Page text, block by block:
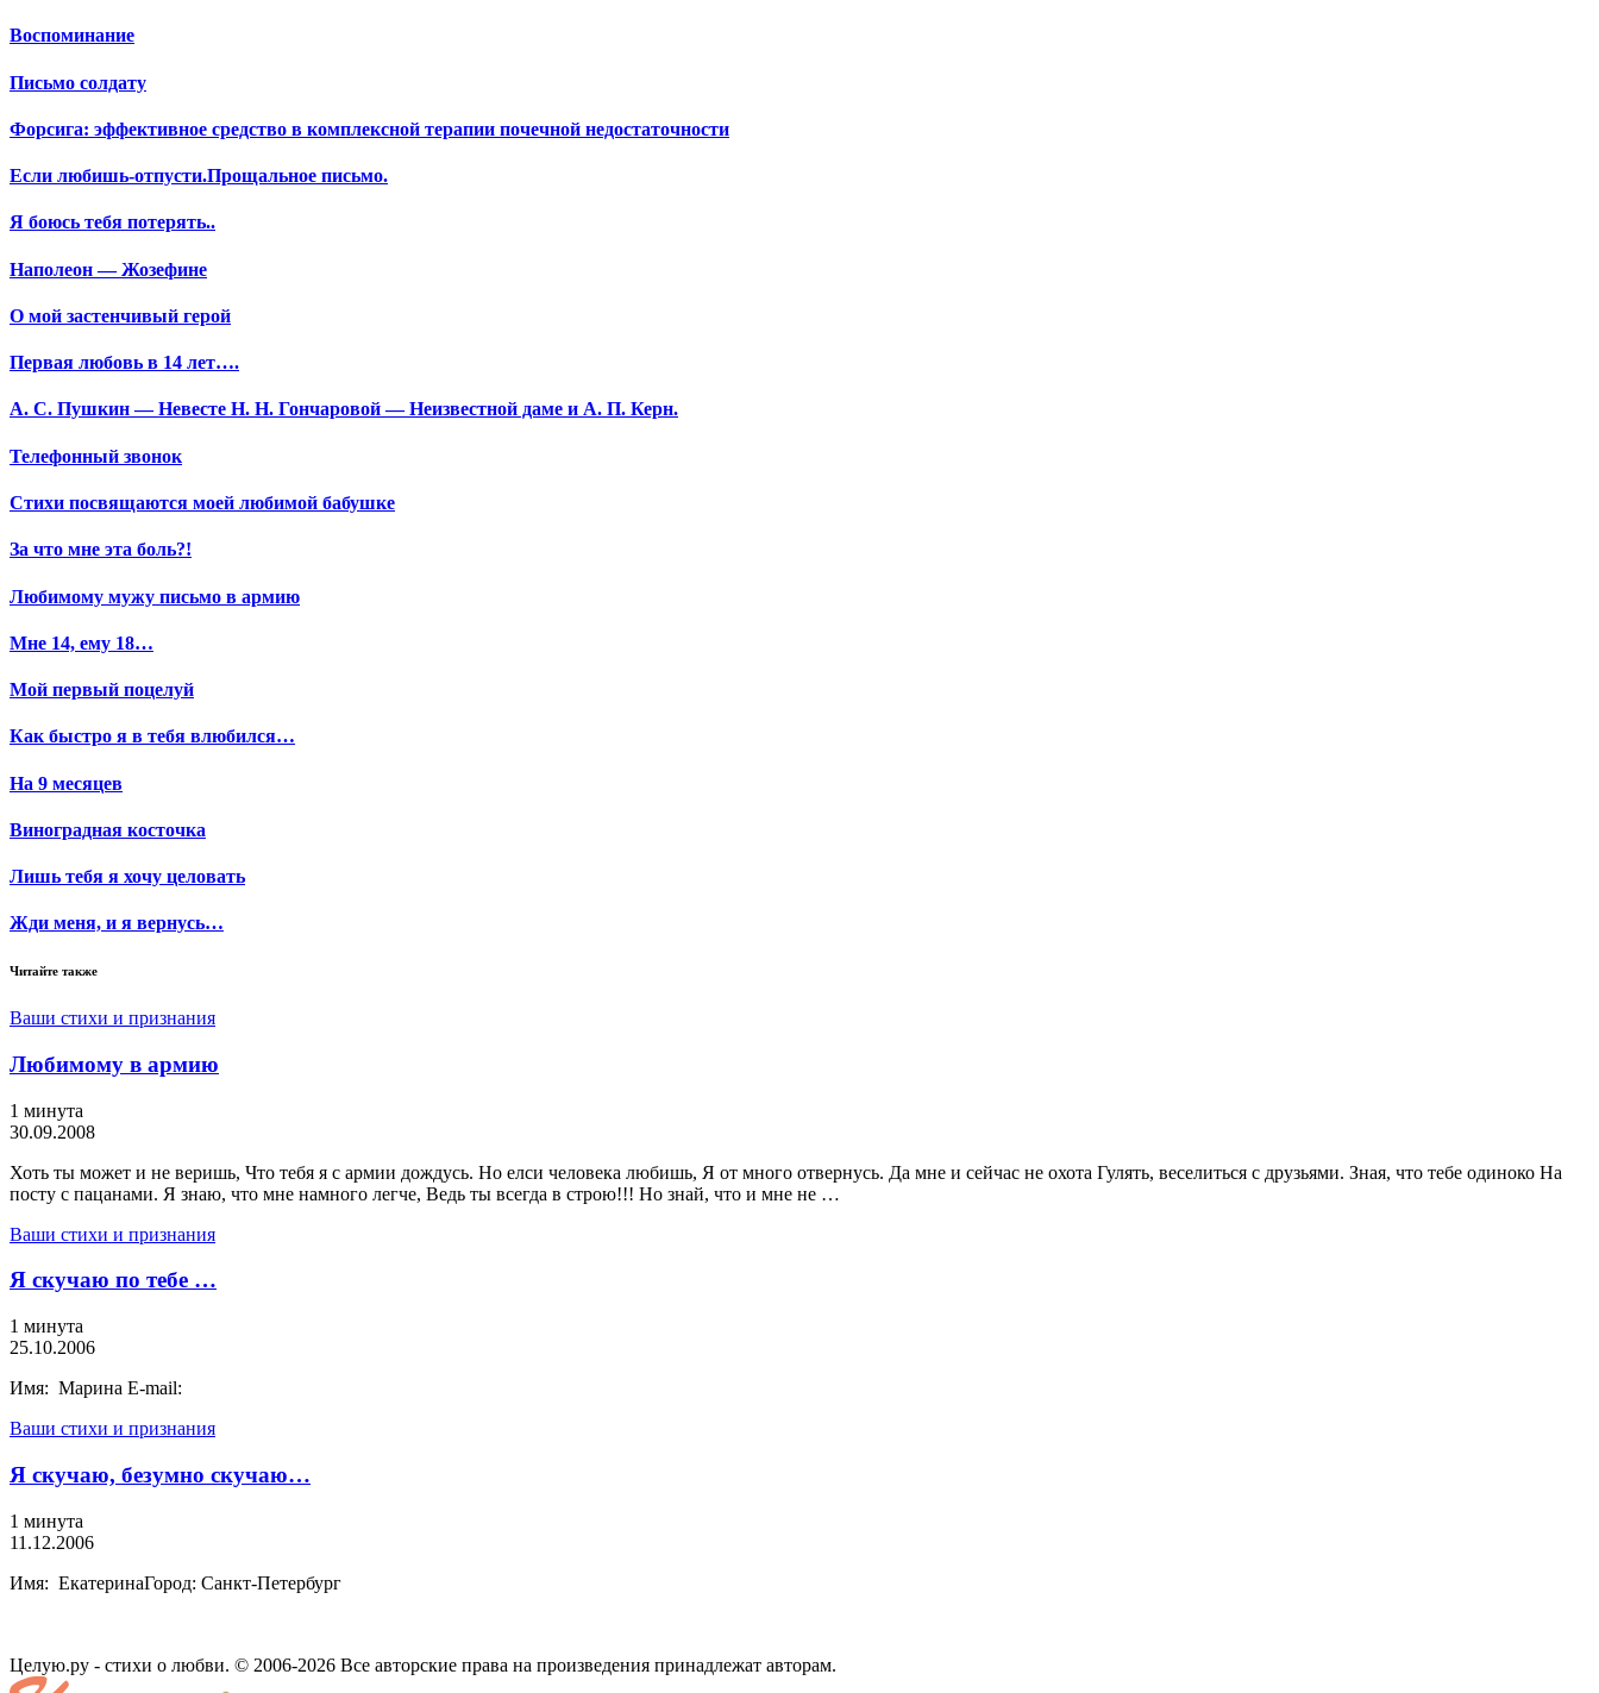
Воспоминание
Письмо солдату
Форсига: эффективное средство в комплексной терапии почечной недостаточности
Если любишь-отпусти.Прощальное письмо.
Я боюсь тебя потерять..
Наполеон — Жозефине
О мой застенчивый герой
Первая любовь в 14 лет….
А. С. Пушкин — Невесте Н. Н. Гончаровой — Неизвестной даме и А. П. Керн.
Телефонный звонок
Стихи посвящаются моей любимой бабушке
За что мне эта боль?!
Любимому мужу письмо в армию
Мне 14, ему 18…
Мой первый поцелуй
Как быстро я в тебя влюбился…
На 9 месяцев
Виноградная косточка
Лишь тебя я хочу целовать
Жди меня, и я вернусь…
Читайте также
Ваши стихи и признания
Любимому в армию
1 минута
30.09.2008
Хоть ты может и не веришь, Что тебя я с армии дождусь. Но елси человека любишь, Я от много отвернусь. Да мне и сейчас не охота Гулять, веселиться с друзьями. Зная, что тебе одиноко На
посту с пацанами. Я знаю, что мне намного легче, Ведь ты всегда в строю!!! Но знай, что и мне не …
Ваши стихи и признания
Я скучаю по тебе …
1 минута
25.10.2006
Имя: Марина E-mail:
Ваши стихи и признания
Я скучаю, безумно скучаю…
1 минута
11.12.2006
Имя: ЕкатеринаГород: Санкт-Петербург
Целую.ру - стихи о любви. © 2006-2026 Все авторские права на произведения принадлежат авторам.